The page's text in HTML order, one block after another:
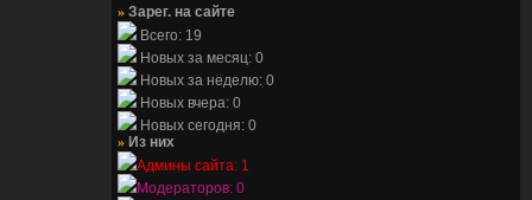
» Зарег. на сайте
Всего: 19
Новых за месяц: 0
Новых за неделю: 0
Новых вчера: 0
Новых сегодня: 0
» Из них
Админы сайта: 1
Модераторов: 0